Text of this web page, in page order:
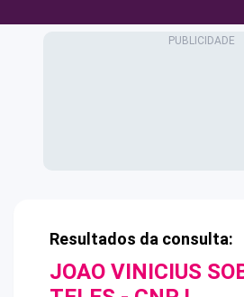
Resultados da consulta:
JOAO VINICIUS